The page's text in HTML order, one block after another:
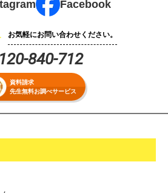
Facebook
お気軽にお問い合わせください。
840-712
資料請求
先生無料お調べサービス